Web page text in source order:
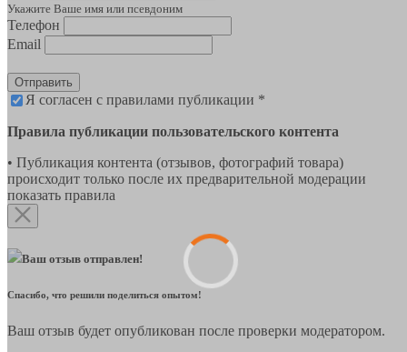
Укажите Ваше имя или псевдоним
Телефон
Email
Отправить
Я согласен с правилами публикации *
Правила публикации пользовательского контента
• Публикация контента (отзывов, фотографий товара)
происходит только после их предварительной модерации
показать правила
Ваш отзыв отправлен!
Спасибо, что решили поделиться опытом!
Ваш отзыв будет опубликован после проверки модератором.